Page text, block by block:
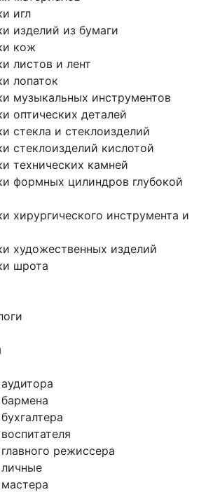
игл
изделий из бумаги
кож
листов и лент
лопаток
музыкальных инструментов
оптических деталей
стекла и стеклоизделий
стеклоизделий кислотой
технических камней
формных цилиндров глубокой
хирургического инструмента и
художественных изделий
шрота
режиссера